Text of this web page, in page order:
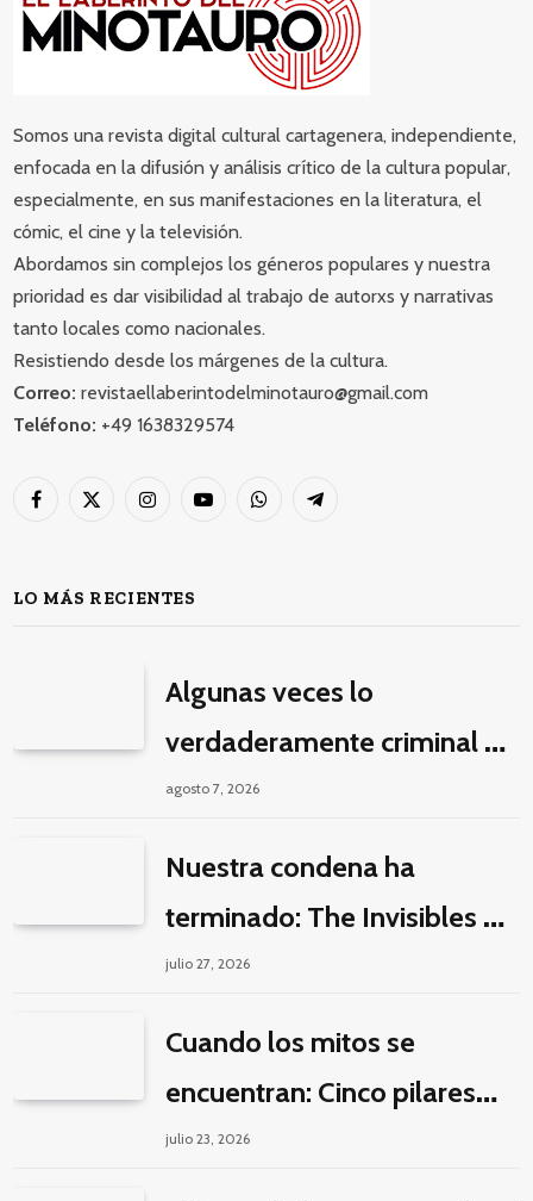
Somos una revista digital cultural cartagenera, independiente,
enfocada en la difusión y análisis crítico de la cultura popular,
especialmente, en sus manifestaciones en la literatura, el
cómic, el cine y la televisión.
Abordamos sin complejos los géneros populares y nuestra
prioridad es dar visibilidad al trabajo de autorxs y narrativas
tanto locales como nacionales.
Resistiendo desde los márgenes de la cultura.
Correo: revistaellaberintodelminotauro@gmail.com
Teléfono: +49 1638329574
Facebook
X
InstagramYouTubeWhatsAppTelegram
LO MÁS RECIENTES
Algunas veces lo
verdaderamente criminal es
pasar horas y horas viendo
agosto 7, 2026
Nuestra condena ha
terminado: The Invisibles y
la guerra por la imaginación
julio 27, 2026
Cuando los mitos se
encuentran: Cinco pilares
éticos para una fantasía
julio 23, 2026